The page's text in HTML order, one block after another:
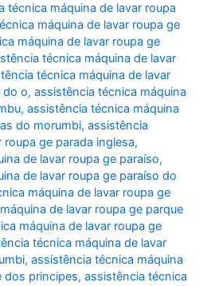
técnica máquina de lavar roupa
máquina de lavar roupa ge
máquina de lavar roupa ge
técnica máquina de lavar
técnica máquina de lavar
do o,assistência técnica máquina
,assistência técnica máquina
do morumbi,assistência
ge parada inglesa,
de lavar roupa ge paraíso,
de lavar roupa ge paraíso do
máquina de lavar roupa ge
de lavar roupa ge parque
máquina de lavar roupa ge
técnica máquina de lavar
,assistência técnica máquina
dos principes,assistência técnica